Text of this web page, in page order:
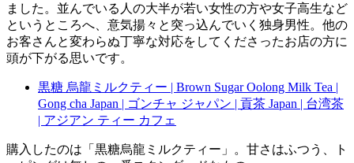
ました。並んでいる人の大半が若い女性の方や女子高生など
というところへ、意気揚々と突っ込んでいく独身男性。他の
お客さんと変わらぬ丁寧な対応をしてくださったお店の方に
頭が下がる思いです。
黒糖 烏龍ミルクティー | Brown Sugar Oolong Milk Tea |
Gong cha Japan | ゴンチャ ジャパン | 貢茶 Japan | 台湾茶
| アジアン ティー カフェ
購入したのは「黒糖烏龍ミルクティー」。甘さはふつう、ト